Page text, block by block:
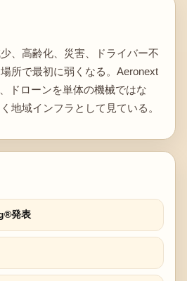
、高齢化、災害、ドライバー不
所で最初に弱くなる。Aeronext
ドローンを単体の機械ではな
地域インフラとして見ている。
発表